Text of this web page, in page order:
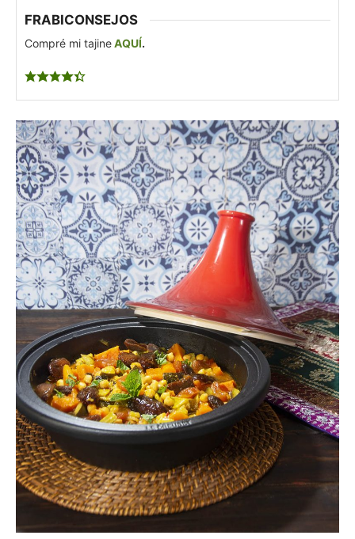
FRABICONSEJOS
Compré mi tajineAQUÍ.